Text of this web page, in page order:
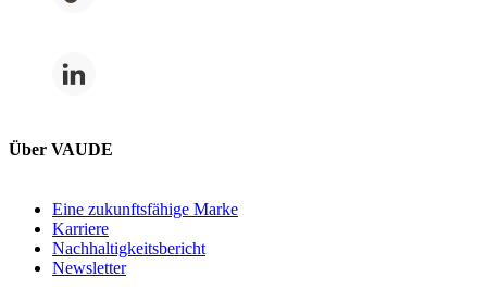
Über VAUDE
Eine zukunftsfähige Marke
Karriere
Nachhaltigkeitsbericht
Newsletter